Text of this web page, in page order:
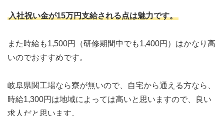
入社祝い金が15万円支給される点は魅力です。
また時給も1,500円（研修期間中でも1,400円）はかなり高
いのでおすすめです。
岐阜県関工場なら寮が無いので、自宅から通える方なら、
時給1,300円は地域によっては高いと思いますので、良い
求人だと思います。